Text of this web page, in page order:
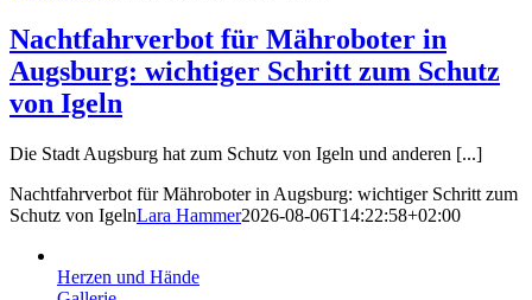
Nachtfahrverbot für Mähroboter in
Augsburg: wichtiger Schritt zum Schutz
von Igeln
Die Stadt Augsburg hat zum Schutz von Igeln und anderen [...]
Nachtfahrverbot für Mähroboter in Augsburg: wichtiger Schritt zum
Schutz von IgelnLara Hammer2026-08-06T14:22:58+02:00
Herzen und Hände